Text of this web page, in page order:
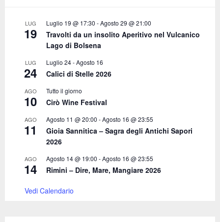
LUG
19
Luglio 19 @ 17:30 -Agosto 29 @ 21:00
Travolti da un insolito Aperitivo nel Vulcanico
Lago di Bolsena
LUG
24
Luglio 24-Agosto 16
Calici di Stelle 2026
AGO
10
Tutto il giorno
Cirò Wine Festival
AGO
11
Agosto 11 @ 20:00 -Agosto 16 @ 23:55
Gioia Sannitica – Sagra degli Antichi Sapori
2026
AGO
14
Agosto 14 @ 19:00 -Agosto 16 @ 23:55
Rimini – Dire, Mare, Mangiare 2026
Vedi Calendario